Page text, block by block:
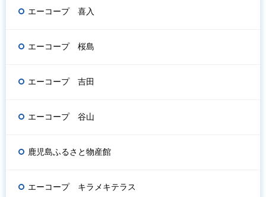
エーコープ 喜入
エーコープ 桜島
エーコープ 吉田
エーコープ 谷山
鹿児島ふるさと物産館
エーコープ キラメキテラス